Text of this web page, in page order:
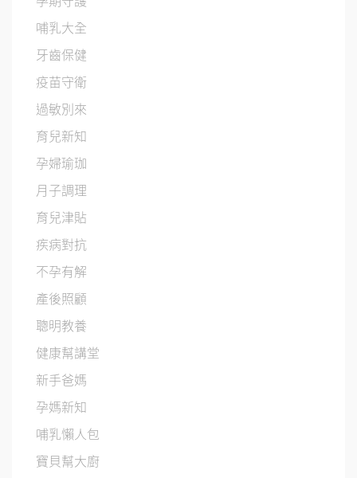
哺乳大全
牙齒保健
疫苗守衛
過敏別來
育兒新知
孕婦瑜珈
月子調理
育兒津貼
疾病對抗
不孕有解
產後照顧
聰明教養
健康幫講堂
新手爸媽
孕媽新知
哺乳懶人包
寶貝幫大廚